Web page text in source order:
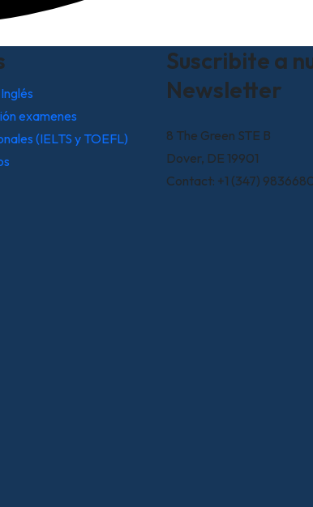
examenes
(IELTS y TOEFL)
Suscribite a
Newsletter
8 The Green STE B
Dover, DE 19901
Contact: +1 (347)